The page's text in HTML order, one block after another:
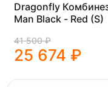
Dragonfly
Man Black - Red (S)
41 500 ₽
25 674 ₽